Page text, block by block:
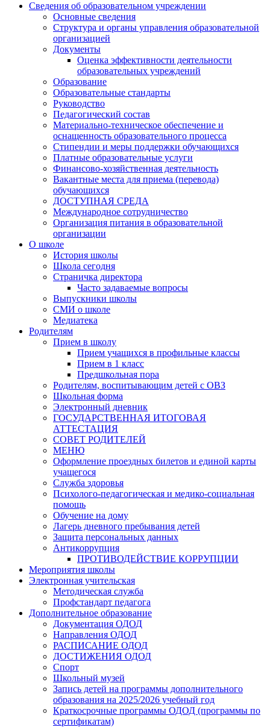
Сведения об образовательном учреждении
Основные сведения
Структура и органы управления образовательной
организацией
Документы
Оценка эффективности деятельности
образовательных учреждений
Образование
Образовательные стандарты
Руководство
Педагогический состав
Материально-техническое обеспечение и
оснащенность образовательного процесса
Стипендии и меры поддержки обучающихся
Платные образовательные услуги
Финансово-хозяйственная деятельность
Вакантные места для приема (перевода)
обучающихся
ДОСТУПНАЯ СРЕДА
Международное сотрудничество
Организация питания в образовательной
организации
О школе
История школы
Школа сегодня
Страничка директора
Часто задаваемые вопросы
Выпускники школы
СМИ о школе
Медиатека
Родителям
Прием в школу
Прием учащихся в профильные классы
Прием в 1 класс
Предшкольная пора
Родителям, воспитывающим детей с ОВЗ
Школьная форма
Электронный дневник
ГОСУДАРСТВЕННАЯ ИТОГОВАЯ
АТТЕСТАЦИЯ
СОВЕТ РОДИТЕЛЕЙ
МЕНЮ
Оформление проездных билетов и единой карты
учащегося
Служба здоровья
Психолого-педагогическая и медико-социальная
помощь
Обучение на дому
Лагерь дневного пребывания детей
Защита персональных данных
Антикоррупция
ПРОТИВОДЕЙСТВИЕ КОРРУПЦИИ
Мероприятия школы
Электронная учительская
Методическая служба
Профстандарт педагога
Дополнительное образование
Документация ОДОД
Направления ОДОД
РАСПИСАНИЕ ОДОД
ДОСТИЖЕНИЯ ОДОД
Спорт
Школьный музей
Запись детей на программы дополнительного
образования на 2025/2026 учебный год
Краткосрочные программы ОДОД (программы по
сертификатам)